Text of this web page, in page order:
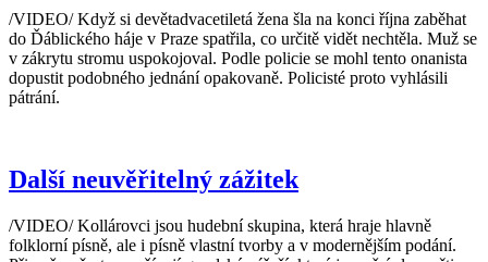
/VIDEO/ Když si devětadvacetiletá žena šla na konci října zaběhat
do Ďáblického háje v Praze spatřila, co určitě vidět nechtěla. Muž se
v zákrytu stromu uspokojoval. Podle policie se mohl tento onanista
dopustit podobného jednání opakovaně. Policisté proto vyhlásili
pátrání.
Další neuvěřitelný zážitek
/VIDEO/ Kollárovci jsou hudební skupina, která hraje hlavně
folklorní písně, ale i písně vlastní tvorby a v modernějším podání.